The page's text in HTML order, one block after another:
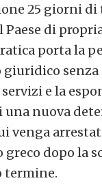
25 giorni di
Paese di
porta la
senza
e la
una nuova
venga
dopo la
termine.